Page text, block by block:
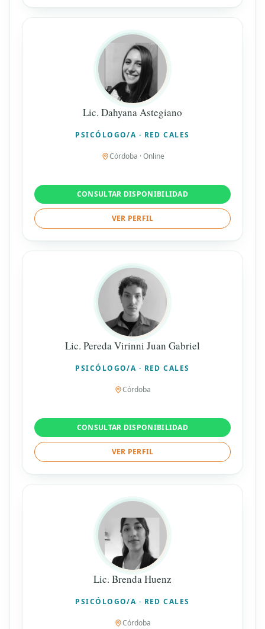
Lic. Dahyana Astegiano
PSICÓLOGO/A · RED CALES
Córdoba · Online
CONSULTAR DISPONIBILIDAD
VER PERFIL
Lic. Pereda Virinni Juan Gabriel
PSICÓLOGO/A · RED CALES
Córdoba
CONSULTAR DISPONIBILIDAD
VER PERFIL
Lic. Brenda Huenz
PSICÓLOGO/A · RED CALES
Córdoba